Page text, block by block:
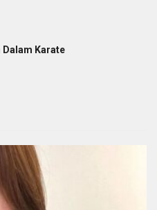
Dalam Karate